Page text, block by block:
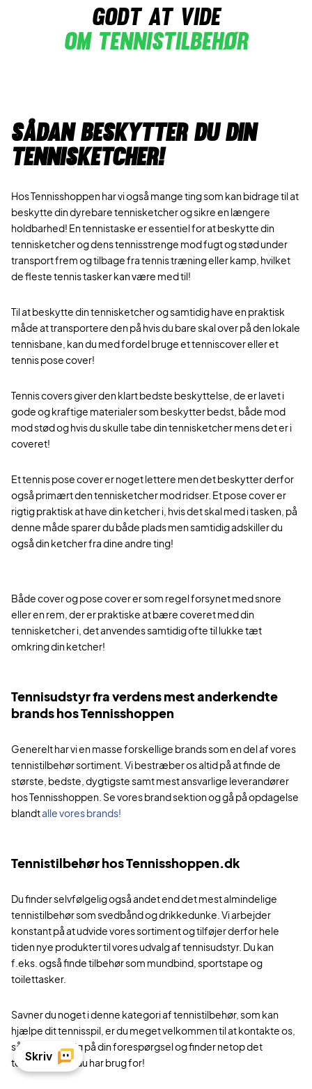
Godt at vide
Om tennistilbehør
Sådan beskytter du din
tennisketcher!
Hos Tennisshoppen har vi også mange ting som kan bidrage til at
beskytte din dyrebare tennisketcher og sikre en længere
holdbarhed! En tennistaske er essentiel for at beskytte din
tennisketcher og dens tennisstrenge mod fugt og stød under
transport frem og tilbage fra tennis træning eller kamp, hvilket
de fleste tennis tasker kan være med til!
Til at beskytte din tennisketcher og samtidig have en praktisk
måde at transportere den på hvis du bare skal over på den lokale
tennisbane, kan du med fordel bruge et tenniscover eller et
tennis pose cover!
Tennis covers giver den klart bedste beskyttelse, de er lavet i
gode og kraftige materialer som beskytter bedst, både mod
mod stød og hvis du skulle tabe din tennisketcher mens det er i
coveret!
Et tennis pose cover er noget lettere men det beskytter derfor
også primært den tennisketcher mod ridser. Et pose cover er
rigtig praktisk at have din ketcher i, hvis det skal med i tasken, på
denne måde sparer du både plads men samtidig adskiller du
også din ketcher fra dine andre ting!
Både cover og pose cover er som regel forsynet med snore
eller en rem, der er praktiske at bære coveret med din
tennisketcher i, det anvendes samtidig ofte til lukke tæt
omkring din ketcher!
Tennisudstyr fra verdens mest anderkendte
brands hos Tennisshoppen
Generelt har vi en masse forskellige brands som en del af vores
tennistilbehør sortiment. Vi bestræber os altid på at finde de
største, bedste, dygtigste samt mest ansvarlige leverandører
hos Tennisshoppen. Se vores brand sektion og gå på opdagelse
blandtalle vores brands!
Tennistilbehør hos Tennisshoppen.dk
Du finder selvfølgelig også andet end det mest almindelige
tennistilbehør som svedbånd og drikkedunke. Vi arbejder
konstant på at udvide vores sortiment og tilføjer derfor hele
tiden nye produkter til vores udvalg af tennisudstyr. Du kan
f.eks. også finde tilbehør som mundbind, sportstape og
toilettasker.
Savner du noget i denne kategori af tennistilbehør, som kan
hjælpe dit tennisspil, er du meget velkommen til at kontakte os,
så tager vi et kig på din forespørgsel og finder netop det
tennistilbehør du har brug for!